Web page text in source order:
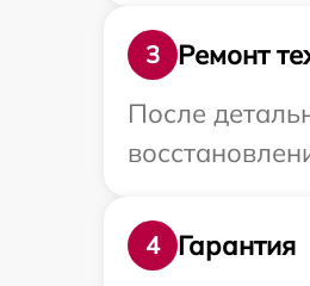
3
Ремонт
После
4
Гарантия